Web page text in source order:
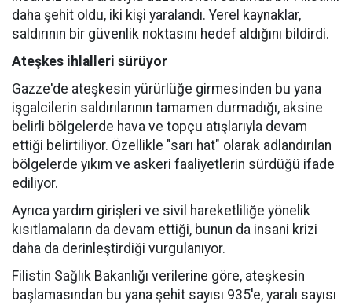
daha şehit oldu, iki kişi yaralandı. Yerel kaynaklar,
saldırının bir güvenlik noktasını hedef aldığını bildirdi.
Ateşkes ihlalleri sürüyor
Gazze'de ateşkesin yürürlüğe girmesinden bu yana
işgalcilerin saldırılarının tamamen durmadığı, aksine
belirli bölgelerde hava ve topçu atışlarıyla devam
ettiği belirtiliyor. Özellikle "sarı hat" olarak adlandırılan
bölgelerde yıkım ve askeri faaliyetlerin sürdüğü ifade
ediliyor.
Ayrıca yardım girişleri ve sivil hareketliliğe yönelik
kısıtlamaların da devam ettiği, bunun da insani krizi
daha da derinleştirdiği vurgulanıyor.
Filistin Sağlık Bakanlığı verilerine göre, ateşkesin
başlamasından bu yana şehit sayısı 935'e, yaralı sayısı